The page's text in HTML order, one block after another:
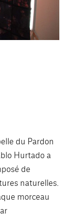
du Pardon
Hurtado a
de
naturelles.
morceau